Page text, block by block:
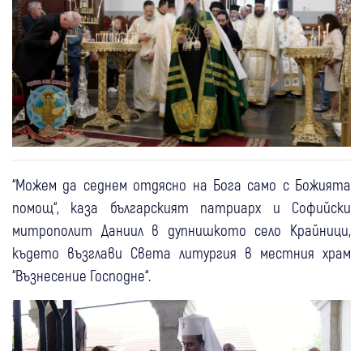
“Можем да седнем отдясно на Бога само с Божията
помощ“, каза българският патриарх и Софийски
митрополит Даниил в дупнишкото село Крайници,
където възглави Света литургия в местния храм
“Възнесение Господне“.